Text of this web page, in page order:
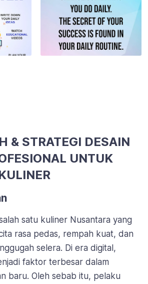
& STRATEGI DESAIN
UNTUK
satu kuliner Nusantara yang
rasa pedas, rempah kuat, dan
selera. Di era digital,
faktor terbesar dalam
baru. Oleh sebab itu, pelaku